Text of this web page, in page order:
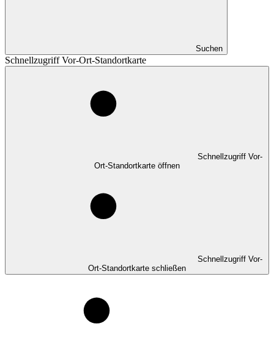
Suchen
Schnellzugriff Vor-Ort-Standortkarte
Schnellzugriff Vor-
Ort-Standortkarte öffnen
Schnellzugriff Vor-
Ort-Standortkarte schließen